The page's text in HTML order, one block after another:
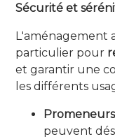
Sécurité et
L'aménagement
particulier pour
et garantir une
les différents
peuvent